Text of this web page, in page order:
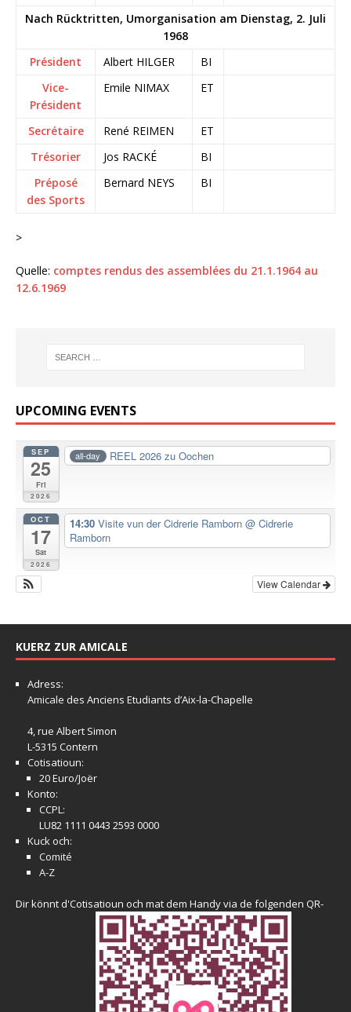
Nach Rücktritten, Umorganisation am Dienstag, 2. Juli
1968
Président
Albert HILGER
BI
Vice-
Président
Emile NIMAX ET
Secrétaire René REIMEN
ET
Trésorier
Jos RACKÉ
BI
Préposé
des Sports
Bernard NEYS BI
>
Quelle: comptes rendus des assemblées du 21.1.1964 au
12.6.1969
UPCOMING EVENTS
SEP
25
Fri
2026
all-day REEL 2026 zu Oochen
OCT
17
Sat
2026
14:30 Visite vun der Cidrerie Ramborn @ Cidrerie
Ramborn
View Calendar
KUERZ ZUR AMICALE
Adress:
Amicale des Anciens Etudiants d’Aix-la-Chapelle
4, rue Albert Simon
L-5315 Contern
Cotisatioun:
20 Euro/Joër
Konto:
CCPL:
LU82 1111 0443 2593 0000
Kuck och:
Comité
A-Z
Dir könnt d'Cotisatioun och mat dem Handy via de folgenden QR-